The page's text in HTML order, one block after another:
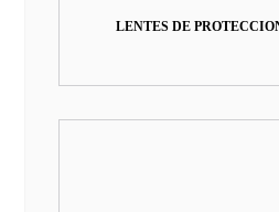
LENTES DE